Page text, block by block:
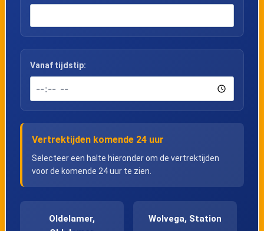
Vanaf tijdstip:
Vertrektijden komende 24 uur
Selecteer een halte hieronder om de vertrektijden
voor de komende 24 uur te zien.
Oldelamer,
Wolvega, Station